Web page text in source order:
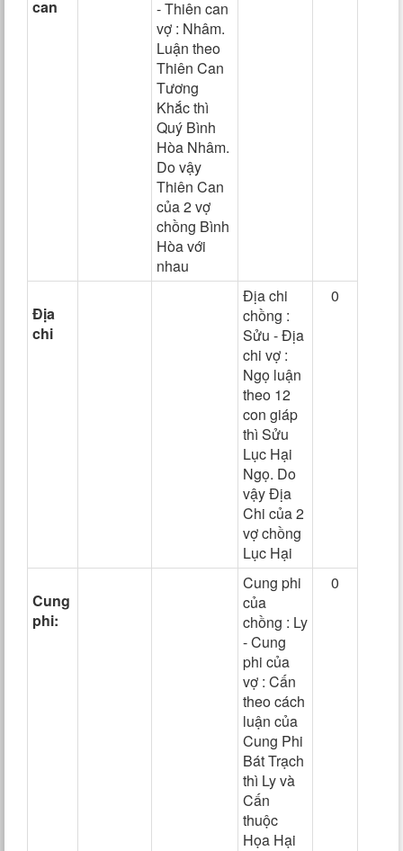
can
- Thiên can
vợ : Nhâm.
Luận theo
Thiên Can
Tương
Khắc thì
Quý Bình
Hòa Nhâm.
Do vậy
Thiên Can
của 2 vợ
chồng Bình
Hòa với
nhau
Địa
chi
Địa chi
chồng :
Sửu - Địa
chi vợ :
Ngọ luận
theo 12
con giáp
thì Sửu
Lục Hại
Ngọ. Do
vậy Địa
Chi của 2
vợ chồng
Lục Hại
0
Cung
phi:
Cung phi
của
chồng : Ly
- Cung
phi của
vợ : Cấn
theo cách
luận của
Cung Phi
Bát Trạch
thì Ly và
Cấn
thuộc
Họa Hại
0